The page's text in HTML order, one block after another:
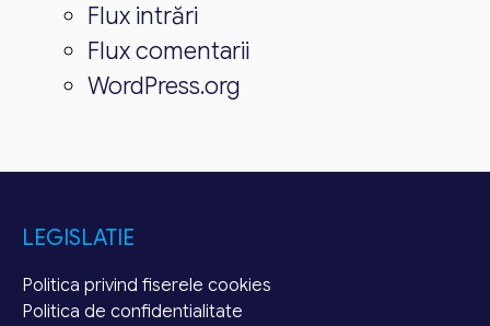
Flux intrări
Flux comentarii
WordPress.org
LEGISLATIE
Politica privind fiserele cookies
Politica de confidentialitate